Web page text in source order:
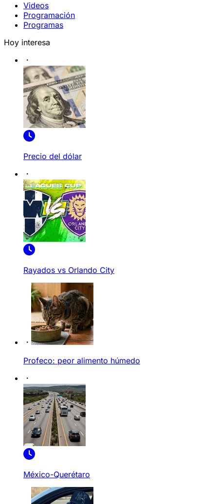
Videos
Programación
Programas
Hoy interesa
Precio del dólar
Rayados vs Orlando City
Profeco: peor alimento húmedo
México-Querétaro